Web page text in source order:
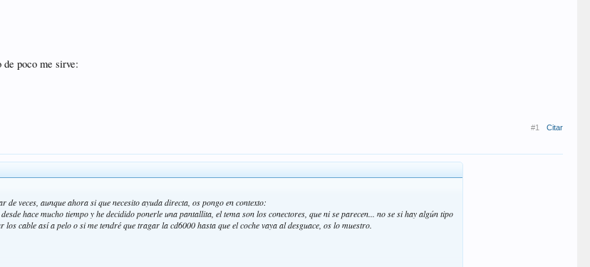
de poco me sirve:
#1 Citar
veces, aunque ahora si que necesito ayuda directa, os pongo en contexto:
hace mucho tiempo y he decidido ponerle una pantallita, el tema son los conectores, que ni se parecen... no se si hay algún tipo
cable así a pelo o si me tendré que tragar la cd6000 hasta que el coche vaya al desguace, os lo muestro.